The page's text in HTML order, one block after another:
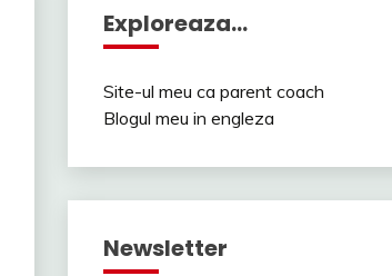
Exploreaza…
Site-ul meu ca parent coach
Blogul meu in engleza
Newsletter